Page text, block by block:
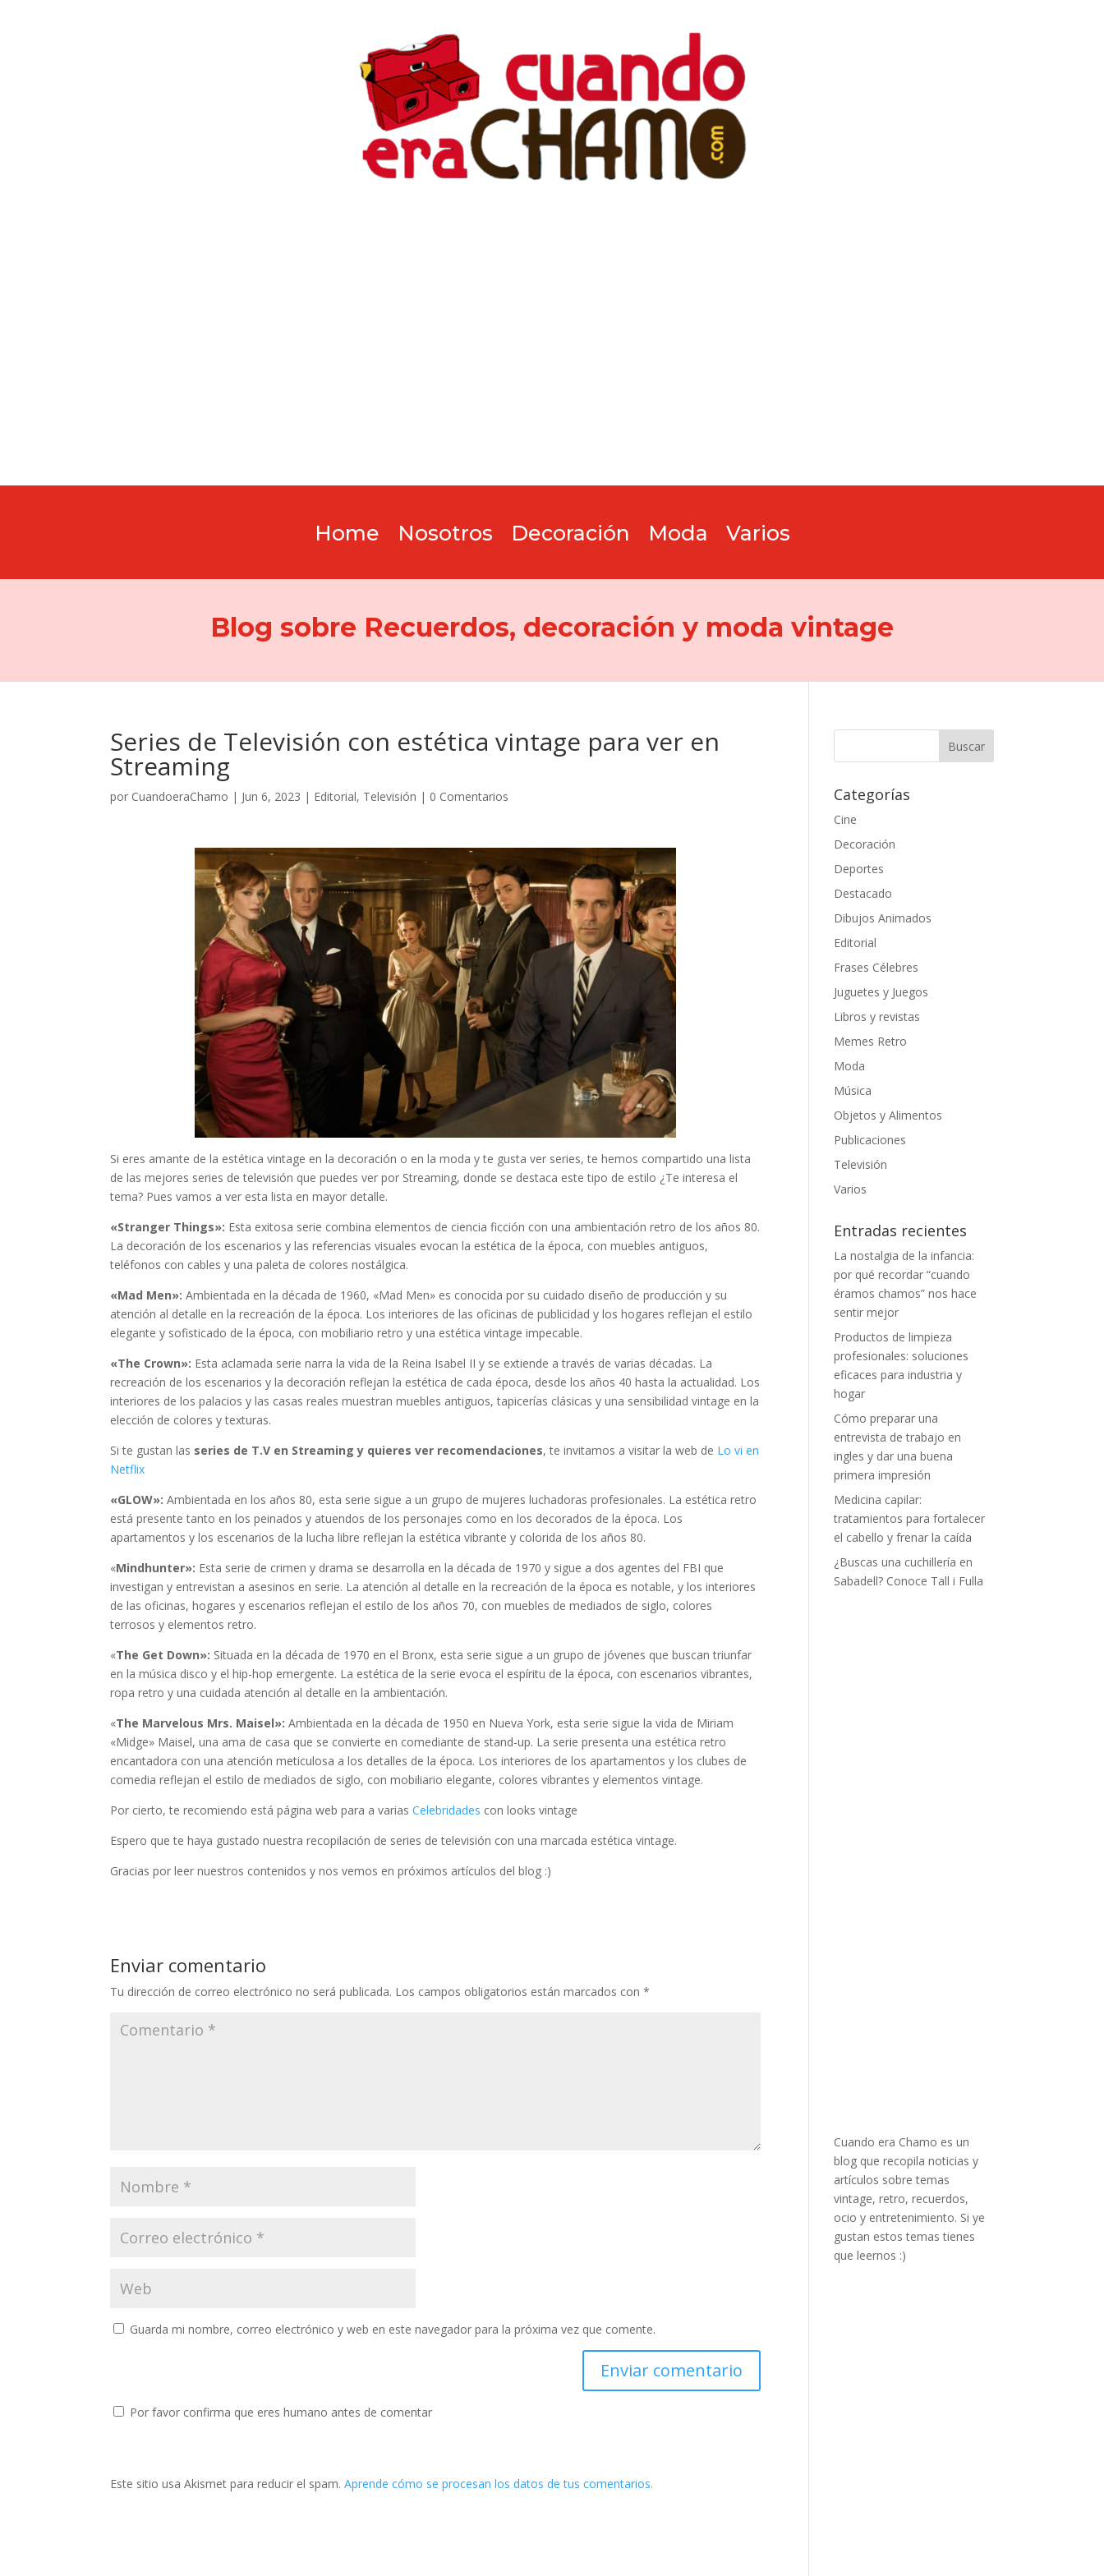
Home Nosotros Decoración Moda Varios
Blog sobre Recuerdos, decoración y moda vintage
Series de Televisión con estética vintage para ver en
Streaming
por CuandoeraChamo | Jun 6, 2023 | Editorial, Televisión | 0 Comentarios
Si eres amante de la estética vintage en la decoración o en la moda y te gusta ver series, te hemos compartido una lista
de las mejores series de televisión que puedes ver por Streaming, donde se destaca este tipo de estilo ¿Te interesa el
tema? Pues vamos a ver esta lista en mayor detalle.
«Stranger Things»: Esta exitosa serie combina elementos de ciencia ficción con una ambientación retro de los años 80.
La decoración de los escenarios y las referencias visuales evocan la estética de la época, con muebles antiguos,
teléfonos con cables y una paleta de colores nostálgica.
«Mad Men»: Ambientada en la década de 1960, «Mad Men» es conocida por su cuidado diseño de producción y su
atención al detalle en la recreación de la época. Los interiores de las oficinas de publicidad y los hogares reflejan el estilo
elegante y sofisticado de la época, con mobiliario retro y una estética vintage impecable.
«The Crown»: Esta aclamada serie narra la vida de la Reina Isabel II y se extiende a través de varias décadas. La
recreación de los escenarios y la decoración reflejan la estética de cada época, desde los años 40 hasta la actualidad. Los
interiores de los palacios y las casas reales muestran muebles antiguos, tapicerías clásicas y una sensibilidad vintage en la
elección de colores y texturas.
Si te gustan las series de T.V en Streaming y quieres ver recomendaciones, te invitamos a visitar la web de Lo vi en
Netflix
«GLOW»: Ambientada en los años 80, esta serie sigue a un grupo de mujeres luchadoras profesionales. La estética retro
está presente tanto en los peinados y atuendos de los personajes como en los decorados de la época. Los
apartamentos y los escenarios de la lucha libre reflejan la estética vibrante y colorida de los años 80.
«Mindhunter»: Esta serie de crimen y drama se desarrolla en la década de 1970 y sigue a dos agentes del FBI que
investigan y entrevistan a asesinos en serie. La atención al detalle en la recreación de la época es notable, y los interiores
de las oficinas, hogares y escenarios reflejan el estilo de los años 70, con muebles de mediados de siglo, colores
terrosos y elementos retro.
«The Get Down»: Situada en la década de 1970 en el Bronx, esta serie sigue a un grupo de jóvenes que buscan triunfar
en la música disco y el hip-hop emergente. La estética de la serie evoca el espíritu de la época, con escenarios vibrantes,
ropa retro y una cuidada atención al detalle en la ambientación.
«The Marvelous Mrs. Maisel»: Ambientada en la década de 1950 en Nueva York, esta serie sigue la vida de Miriam
«Midge» Maisel, una ama de casa que se convierte en comediante de stand-up. La serie presenta una estética retro
encantadora con una atención meticulosa a los detalles de la época. Los interiores de los apartamentos y los clubes de
comedia reflejan el estilo de mediados de siglo, con mobiliario elegante, colores vibrantes y elementos vintage.
Por cierto, te recomiendo está página web para a variasCelebridades con looks vintage
Espero que te haya gustado nuestra recopilación de series de televisión con una marcada estética vintage.
Gracias por leer nuestros contenidos y nos vemos en próximos artículos del blog :)
Enviar comentario
Tu dirección de correo electrónico no será publicada. Los campos obligatorios están marcados con*
Guarda mi nombre, correo electrónico y web en este navegador para la próxima vez que comente.
Por favor confirma que eres humano antes de comentar
Este sitio usa Akismet para reducir el spam.Aprende cómo se procesan los datos de tus comentarios.
Categorías
Cine
Decoración
Deportes
Destacado
Dibujos Animados
Editorial
Frases Célebres
Juguetes y Juegos
Libros y revistas
Memes Retro
Moda
Música
Objetos y Alimentos
Publicaciones
Televisión
Varios
Entradas recientes
La nostalgia de la infancia:
por qué recordar “cuando
éramos chamos” nos hace
sentir mejor
Productos de limpieza
profesionales: soluciones
eficaces para industria y
hogar
Cómo preparar una
entrevista de trabajo en
ingles y dar una buena
primera impresión
Medicina capilar:
tratamientos para fortalecer
el cabello y frenar la caída
¿Buscas una cuchillería en
Sabadell? Conoce Tall i Fulla
Cuando era Chamo es un
blog que recopila noticias y
artículos sobre temas
vintage, retro, recuerdos,
ocio y entretenimiento. Si ye
gustan estos temas tienes
que leernos :)